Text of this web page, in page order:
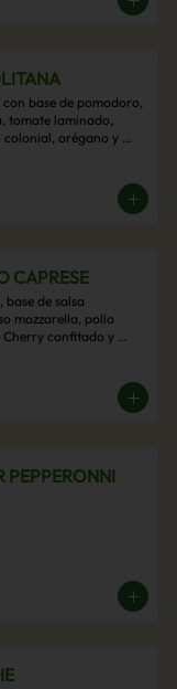
base de pomodoro,
tomate laminado,
colonial, orégano y
CAPRESE
base de salsa
mozzarella, pollo
Cherry confitado y
PEPPERONNI